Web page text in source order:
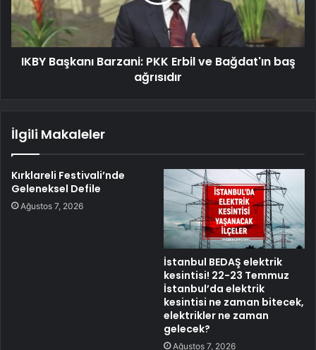
IKBY Başkanı Barzani: PKK Erbil ve Bağdat'ın baş
ağrısıdır
İlgili Makaleler
Kırklareli Festivali’nde
Geleneksel Defile
Ağustos 7, 2026
İstanbul BEDAŞ elektrik
kesintisi! 22-23 Temmuz
İstanbul’da elektrik
kesintisi ne zaman bitecek,
elektrikler ne zaman
gelecek?
Ağustos 7, 2026